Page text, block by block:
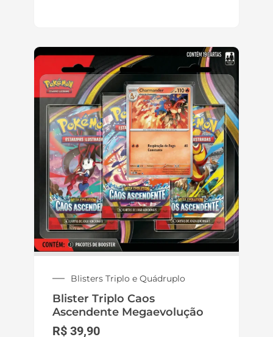
Blisters Triplo e Quádruplo
Blister Triplo Caos
Ascendente Megaevolução
R$ 39,90